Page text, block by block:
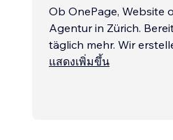
Ob OnePage, Website
Agentur in Zürich.
täglich mehr. Wir
der Fertigstellung.
แสดงเพิ่มขึ้น